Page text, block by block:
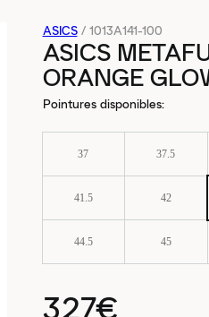
ASICS / 1013A141-100
ASICS
ORANGE
Pointures disponibles:
37 37.5
41.5 42
44.5 45
327€